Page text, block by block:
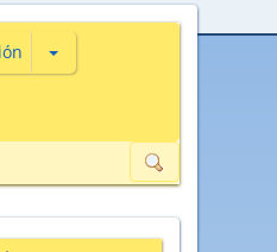
Subsecciones de E-